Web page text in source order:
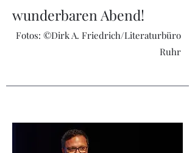
wunderbaren Abend!
Fotos: ©Dirk A. Friedrich/Literaturbüro
Ruhr